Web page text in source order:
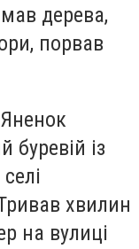
дерева,
порвав
буревій із
хвилин
на вулиці